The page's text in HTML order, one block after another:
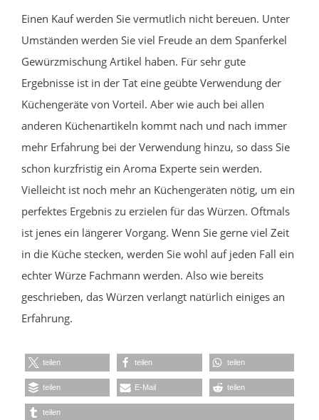
Einen Kauf werden Sie vermutlich nicht bereuen. Unter
Umständen werden Sie viel Freude an dem Spanferkel
Gewürzmischung Artikel haben. Für sehr gute
Ergebnisse ist in der Tat eine geübte Verwendung der
Küchengeräte von Vorteil. Aber wie auch bei allen
anderen Küchenartikeln kommt nach und nach immer
mehr Erfahrung bei der Verwendung hinzu, so dass Sie
schon kurzfristig ein Aroma Experte sein werden.
Vielleicht ist noch mehr an Küchengeräten nötig, um ein
perfektes Ergebnis zu erzielen für das Würzen. Oftmals
ist jenes ein längerer Vorgang. Wenn Sie gerne viel Zeit
in die Küche stecken, werden Sie wohl auf jeden Fall ein
echter Würze Fachmann werden. Also wie bereits
geschrieben, das Würzen verlangt natürlich einiges an
Erfahrung.
teilen teilen teilen
teilen E-Mail teilen
teilen